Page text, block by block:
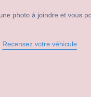
photo à joindre et vous
Recensez votre véhicule